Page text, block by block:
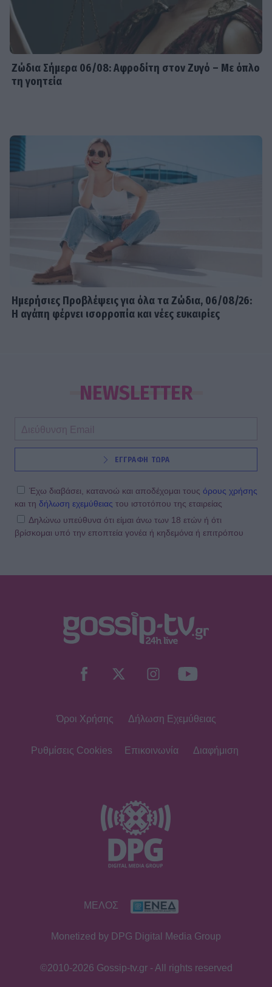
Ζώδια Σήμερα 06/08: Αφροδίτη στον Ζυγό – Με όπλο
τη γοητεία
Ημερήσιες Προβλέψεις για όλα τα Ζώδια, 06/08/26:
Η αγάπη φέρνει ισορροπία και νέες ευκαιρίες
NEWSLETTER
ΕΓΓΡΑΦΗ ΤΩΡΑ
Έχω διαβάσει, κατανοώ και αποδέχομαι τους όρους χρήσης
και τη δήλωση εχεμύθειας του ιστοτόπου της εταιρείας
Δηλώνω υπεύθυνα ότι είμαι άνω των 18 ετών ή ότι
βρίσκομαι υπό την εποπτεία γονέα ή κηδεμόνα ή επιτρόπου
Όροι Χρήσης Δήλωση Εχεμύθειας
Ρυθμίσεις Cookies Επικοινωνία Διαφήμιση
ΜΕΛΟΣ
Monetized by DPG Digital Media Group
©2010-2026 Gossip-tv.gr - All rights reserved